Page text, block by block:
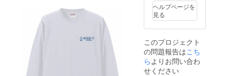
ヘルプページを
見る
このプロジェクト
の問題報告はこち
ら よりお問い合わ
せください